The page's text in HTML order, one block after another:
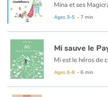
Ages 3-5 - 7 min
Mi sauve le
Ages 6-8 - 6 min